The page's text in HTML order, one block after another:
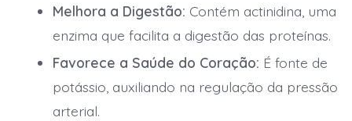
Melhora a Digestão: Contém actinidina, uma
enzima que facilita a digestão das proteínas.
Favorece a Saúde do Coração: É fonte de
potássio, auxiliando na regulação da pressão
arterial.